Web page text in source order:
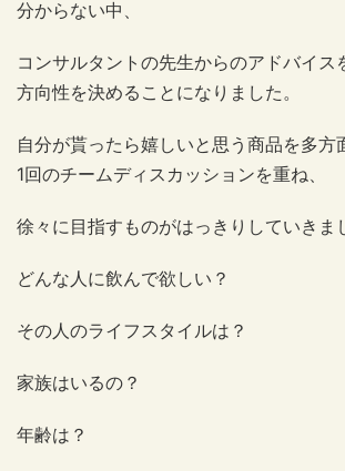
分からない中、
コンサルタントの先生からのアドバイス
方向性を決めることになりました。
自分が貰ったら嬉しいと思う商品を多方
1回のチームディスカッションを重ね、
徐々に目指すものがはっきりしていきま
どんな人に飲んで欲しい？
その人のライフスタイルは？
家族はいるの？
年齢は？